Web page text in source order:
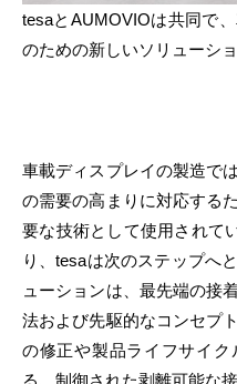
tesaとAUMOVIOは共同で
のための新しいソリューシ
車載ディスプレイの製造で
の需要の高まりに対応する
要な技術として使用されて
り、tesaは次のステップへ
ューションは、最先端の接
法および先駆的なコンセプ
の修正や製品ライフサイ
る、制御された剥離可能な